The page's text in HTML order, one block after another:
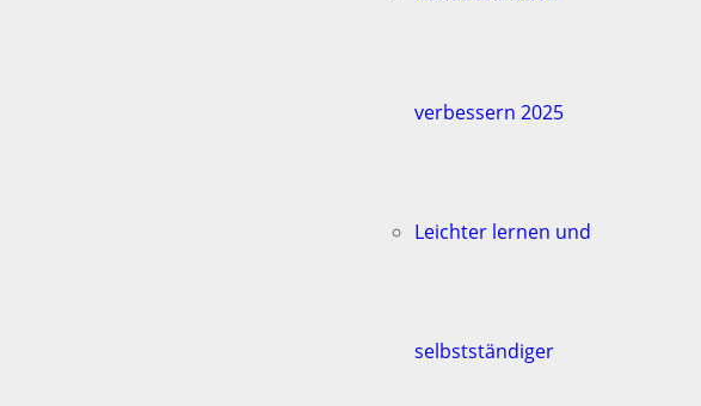
verbessern 2025
Leichter lernen und
selbstständiger